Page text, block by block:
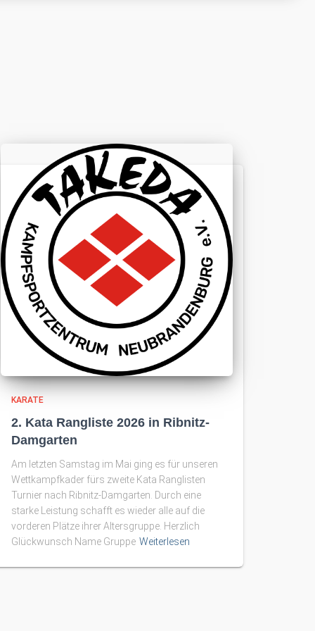
KARATE
2. Kata Rangliste 2026 in Ribnitz-
Damgarten
Am letzten Samstag im Mai ging es für unseren
Wettkampfkader fürs zweite Kata Ranglisten
Turnier nach Ribnitz-Damgarten. Durch eine
starke Leistung schafft es wieder alle auf die
vorderen Plätze ihrer Altersgruppe. Herzlich
Glückwunsch Name Gruppe Weiterlesen